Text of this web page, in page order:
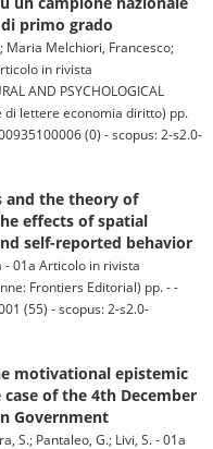
primo grado
Maria Melchiori, Francesco;
in rivista
AND PSYCHOLOGICAL
di lettere economia diritto) pp.
(0) - scopus: 2-s2.0-
and the theory of
effects of spatial
self-reported behavior
- 01a Articolo in rivista
Frontiers Editorial) pp. - -
(55) - scopus: 2-s2.0-
motivational epistemic
of the 4th December
Government
S.; Pantaleo, G.; Livi, S. - 01a